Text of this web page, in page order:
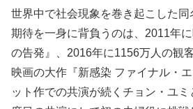
世界中で社会現象を巻き起こした
期待を一身に背負うのは、2011年
の告発』、2016年に1156万人の観
映画の大作『新感染 ファイナル・
ット作での共演が続くチョン・ユ